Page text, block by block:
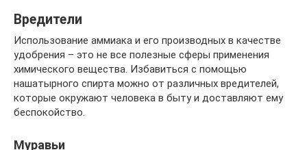
Вредители
Использование аммиака и его производных в качестве
удобрения – это не все полезные сферы применения
химического вещества. Избавиться с помощью
нашатырного спирта можно от различных вредителей,
которые окружают человека в быту и доставляют ему
беспокойство.
Муравьи